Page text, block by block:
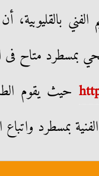
بالقليوبية،
متاح فى
حيث يقوم
الفنية بمسطرد